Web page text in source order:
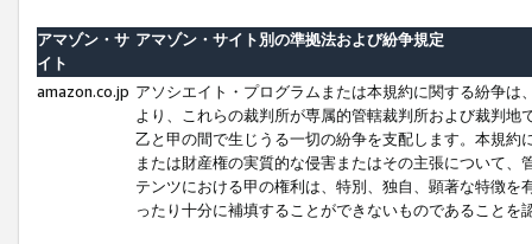
アマゾン・サ
イト
アマゾン・サイト別の準拠法および紛争規定
amazon.co.jp アソシエイト・プログラムまたは本規約に関する紛争
より、これらの裁判所が専属的管轄裁判所および裁判
乙と甲の間で生じうる一切の紛争を支配します。本規
または財産権の実質的な侵害またはその主張について
テンツにおける甲の権利は、特別、独自、顕著な特徴
ったり十分に補填することができないものであることを